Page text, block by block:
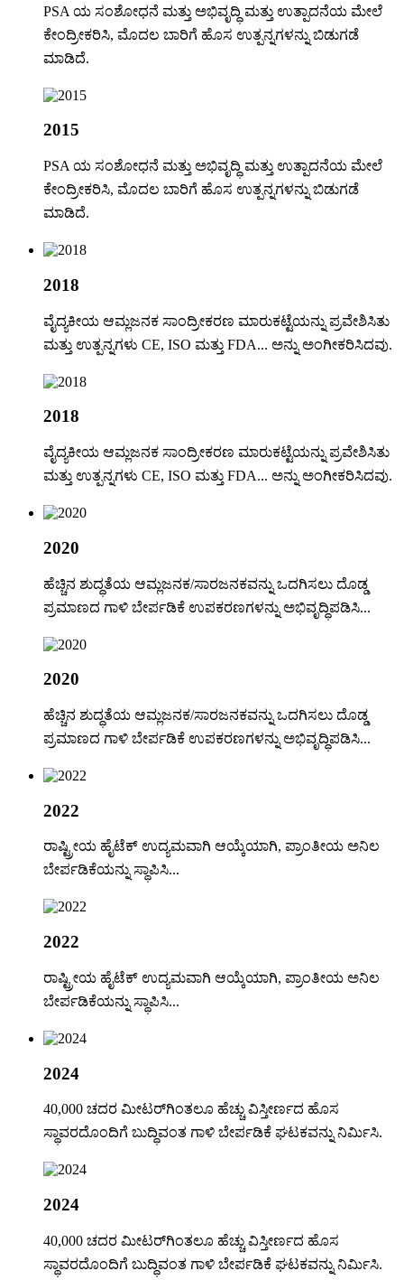
PSA ಯ ಸಂಶೋಧನೆ ಮತ್ತು ಅಭಿವೃದ್ಧಿ ಮತ್ತು ಉತ್ಪಾದನೆಯ ಮೇಲೆ
ಕೇಂದ್ರೀಕರಿಸಿ, ಮೊದಲ ಬಾರಿಗೆ ಹೊಸ ಉತ್ಪನ್ನಗಳನ್ನು ಬಿಡುಗಡೆ
ಮಾಡಿದೆ.
2015
PSA ಯ ಸಂಶೋಧನೆ ಮತ್ತು ಅಭಿವೃದ್ಧಿ ಮತ್ತು ಉತ್ಪಾದನೆಯ ಮೇಲೆ
ಕೇಂದ್ರೀಕರಿಸಿ, ಮೊದಲ ಬಾರಿಗೆ ಹೊಸ ಉತ್ಪನ್ನಗಳನ್ನು ಬಿಡುಗಡೆ
ಮಾಡಿದೆ.
2018
ವೈದ್ಯಕೀಯ ಆಮ್ಲಜನಕ ಸಾಂದ್ರೀಕರಣ ಮಾರುಕಟ್ಟೆಯನ್ನು ಪ್ರವೇಶಿಸಿತು
ಮತ್ತು ಉತ್ಪನ್ನಗಳು CE, ISO ಮತ್ತು FDA... ಅನ್ನು ಅಂಗೀಕರಿಸಿದವು.
2018
ವೈದ್ಯಕೀಯ ಆಮ್ಲಜನಕ ಸಾಂದ್ರೀಕರಣ ಮಾರುಕಟ್ಟೆಯನ್ನು ಪ್ರವೇಶಿಸಿತು
ಮತ್ತು ಉತ್ಪನ್ನಗಳು CE, ISO ಮತ್ತು FDA... ಅನ್ನು ಅಂಗೀಕರಿಸಿದವು.
2020
ಹೆಚ್ಚಿನ ಶುದ್ಧತೆಯ ಆಮ್ಲಜನಕ/ಸಾರಜನಕವನ್ನು ಒದಗಿಸಲು ದೊಡ್ಡ
ಪ್ರಮಾಣದ ಗಾಳಿ ಬೇರ್ಪಡಿಕೆ ಉಪಕರಣಗಳನ್ನು ಅಭಿವೃದ್ಧಿಪಡಿಸಿ...
2020
ಹೆಚ್ಚಿನ ಶುದ್ಧತೆಯ ಆಮ್ಲಜನಕ/ಸಾರಜನಕವನ್ನು ಒದಗಿಸಲು ದೊಡ್ಡ
ಪ್ರಮಾಣದ ಗಾಳಿ ಬೇರ್ಪಡಿಕೆ ಉಪಕರಣಗಳನ್ನು ಅಭಿವೃದ್ಧಿಪಡಿಸಿ...
2022
ರಾಷ್ಟ್ರೀಯ ಹೈಟೆಕ್ ಉದ್ಯಮವಾಗಿ ಆಯ್ಕೆಯಾಗಿ, ಪ್ರಾಂತೀಯ ಅನಿಲ
ಬೇರ್ಪಡಿಕೆಯನ್ನು ಸ್ಥಾಪಿಸಿ...
2022
ರಾಷ್ಟ್ರೀಯ ಹೈಟೆಕ್ ಉದ್ಯಮವಾಗಿ ಆಯ್ಕೆಯಾಗಿ, ಪ್ರಾಂತೀಯ ಅನಿಲ
ಬೇರ್ಪಡಿಕೆಯನ್ನು ಸ್ಥಾಪಿಸಿ...
2024
40,000 ಚದರ ಮೀಟರ್‌ಗಿಂತಲೂ ಹೆಚ್ಚು ವಿಸ್ತೀರ್ಣದ ಹೊಸ
ಸ್ಥಾವರದೊಂದಿಗೆ ಬುದ್ಧಿವಂತ ಗಾಳಿ ಬೇರ್ಪಡಿಕೆ ಘಟಕವನ್ನು ನಿರ್ಮಿಸಿ.
2024
40,000 ಚದರ ಮೀಟರ್‌ಗಿಂತಲೂ ಹೆಚ್ಚು ವಿಸ್ತೀರ್ಣದ ಹೊಸ
ಸ್ಥಾವರದೊಂದಿಗೆ ಬುದ್ಧಿವಂತ ಗಾಳಿ ಬೇರ್ಪಡಿಕೆ ಘಟಕವನ್ನು ನಿರ್ಮಿಸಿ.